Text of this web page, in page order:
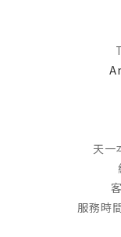
天一
服務時